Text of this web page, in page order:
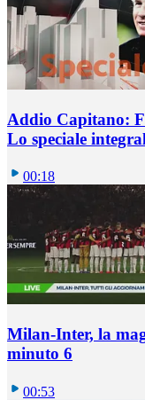
Addio Capitano:
Lo speciale
00:18
Milan-Inter, la
minuto 6
00:53